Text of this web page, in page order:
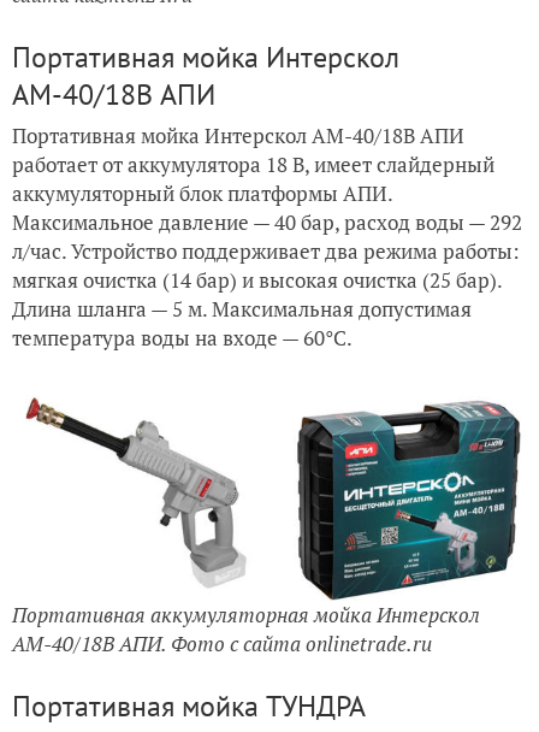
Портативная мойка Интерскол
АМ-40/18В АПИ
Портативная мойка Интерскол АМ-40/18В АПИ
работает от аккумулятора 18 В, имеет слайдерный
аккумуляторный блок платформы АПИ.
Максимальное давление — 40 бар, расход воды — 292
л/час. Устройство поддерживает два режима работы:
мягкая очистка (14 бар) и высокая очистка (25 бар).
Длина шланга — 5 м. Максимальная допустимая
температура воды на входе — 60°C.
Портативная аккумуляторная мойка Интерскол
АМ-40/18В АПИ. Фото с сайта onlinetrade.ru
Портативная мойка ТУНДРА